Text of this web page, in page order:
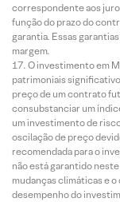
correspondente aos
função do prazo do
garantia. Essas
margem.
O investimento em
patrimoniais
preço de um contrato
consubstanciar um
um investimento de
oscilação de preço
recomendada para o
não está garantido
mudanças climáticas e
desempenho do